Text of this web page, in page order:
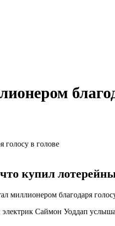
купил
миллионером благодаря
Саймон Уоддап